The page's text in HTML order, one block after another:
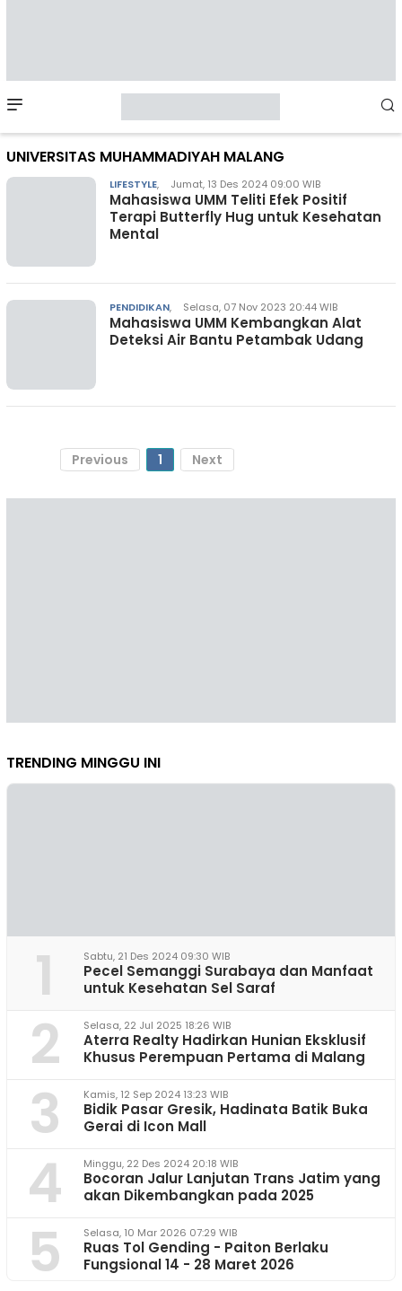
Menu
UNIVERSITAS MUHAMMADIYAH MALANG
LIFESTYLE, Jumat, 13 Des 2024 09:00 WIB
Mahasiswa UMM Teliti Efek Positif
Terapi Butterfly Hug untuk Kesehatan
Mental
PENDIDIKAN, Selasa, 07 Nov 2023 20:44 WIB
Mahasiswa UMM Kembangkan Alat
Deteksi Air Bantu Petambak Udang
Previous 1 Next
TRENDING MINGGU INI
1 Sabtu, 21 Des 2024 09:30 WIB
Pecel Semanggi Surabaya dan Manfaat
untuk Kesehatan Sel Saraf
2 Selasa, 22 Jul 2025 18:26 WIB
Aterra Realty Hadirkan Hunian Eksklusif
Khusus Perempuan Pertama di Malang
3 Kamis, 12 Sep 2024 13:23 WIB
Bidik Pasar Gresik, Hadinata Batik Buka
Gerai di Icon Mall
4 Minggu, 22 Des 2024 20:18 WIB
Bocoran Jalur Lanjutan Trans Jatim yang
akan Dikembangkan pada 2025
5 Selasa, 10 Mar 2026 07:29 WIB
Ruas Tol Gending - Paiton Berlaku
Fungsional 14 - 28 Maret 2026